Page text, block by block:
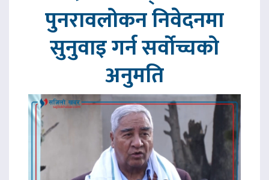
पुनरावलोकन निवेदनमा
सुनुवाइ गर्न सर्वोच्चको
अनुमति